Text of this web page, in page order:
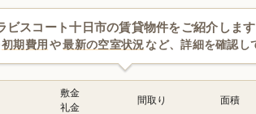
ビスコート十日市の賃貸物件をご紹介します
初期費用 や最新の空室状況など、詳細を確認し
敷金
礼金
間取り 面積